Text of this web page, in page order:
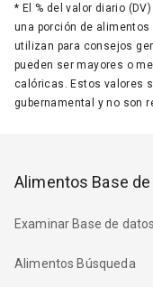
* El % del valor diario
una porción de
utilizan para consejos
pueden ser mayores o
calóricas. Estos valores
gubernamental y no son
Alimentos Base
Examinar Base de datos
Alimentos Búsqueda